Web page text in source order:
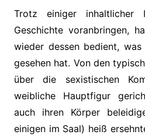
Trotz einiger inhaltlicher
Geschichte voranbringen,
wieder dessen bedient,
gesehen hat. Von den
über die sexistischen
weibliche Hauptfigur
auch ihren Körper
einigen im Saal) heiß